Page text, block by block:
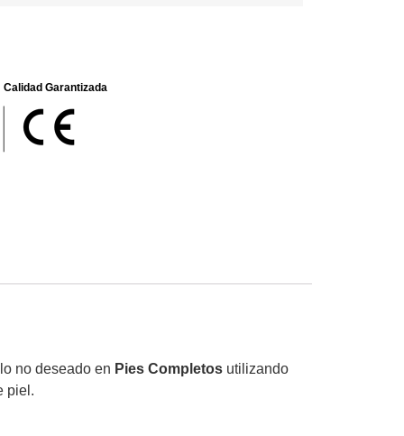
Calidad Garantizada
no deseado en Pies Completos utilizando
piel.